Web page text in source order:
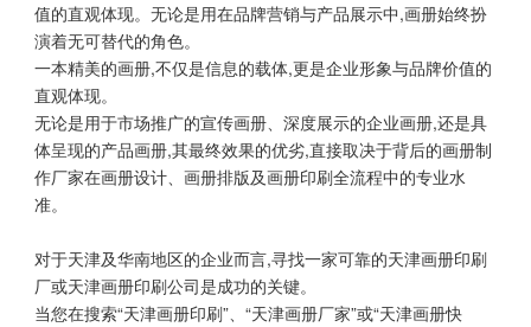
值的直观体现。无论是用在品牌营销与产品展示中,画册始终扮
演着无可替代的角色。
一本精美的画册,不仅是信息的载体,更是企业形象与品牌价值的
直观体现。
无论是用于市场推广的宣传画册、深度展示的企业画册,还是具
体呈现的产品画册,其最终效果的优劣,直接取决于背后的画册制
作厂家在画册设计、画册排版及画册印刷全流程中的专业水
准。
对于天津及华南地区的企业而言,寻找一家可靠的天津画册印刷
厂或天津画册印刷公司是成功的关键。
当您在搜索“天津画册印刷”、“天津画册厂家”或“天津画册快